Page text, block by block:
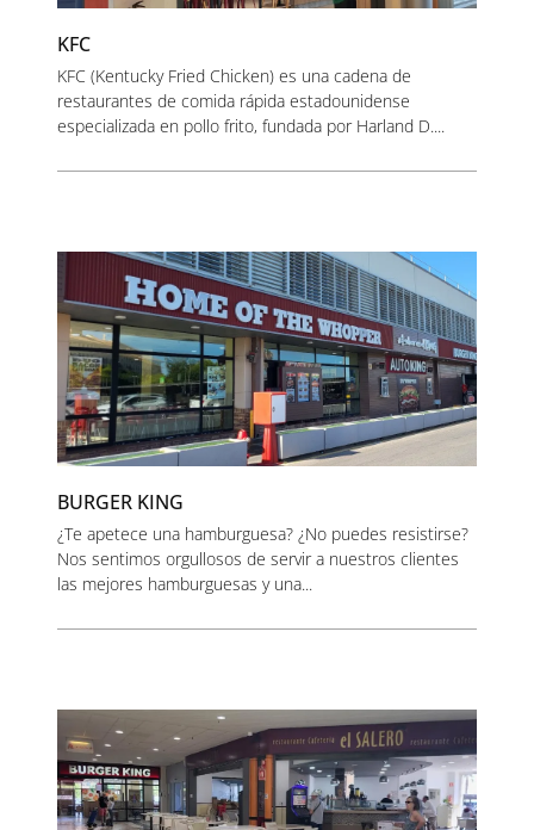
KFC
KFC (Kentucky Fried Chicken) es una cadena de
restaurantes de comida rápida estadounidense
especializada en pollo frito, fundada por Harland D....
BURGER KING
¿Te apetece una hamburguesa? ¿No puedes resistirse?
Nos sentimos orgullosos de servir a nuestros clientes
las mejores hamburguesas y una...